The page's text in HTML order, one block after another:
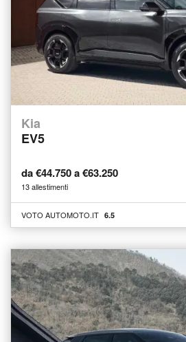
Kia
EV5
da €44.750 a €63.250
13 allestimenti
VOTO AUTOMOTO.IT 6.5